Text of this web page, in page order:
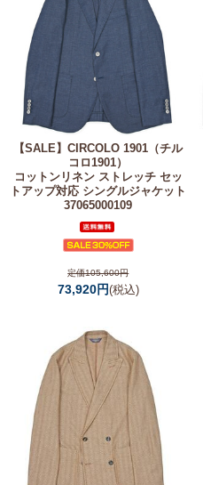
【SALE】CIRCOLO 1901（チル
コロ1901）
コットンリネン ストレッチ セッ
トアップ対応 シングルジャケット
37065000109
定価105,600円
73,920円(税込)